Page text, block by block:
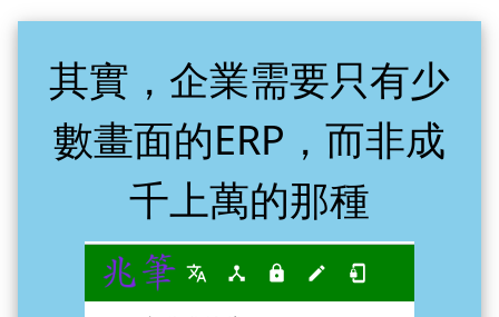
其實，企業需要只有少
數畫面的ERP，而非成
千上萬的那種